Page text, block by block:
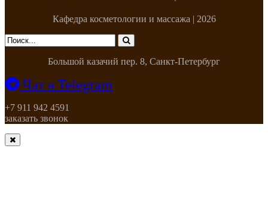
Кафедра косметологии и массажа | 2026
Большой казачий пер. 8, Санкт-Петербург
Чат в Telegram
+7 911 942 4591
заказать звонок